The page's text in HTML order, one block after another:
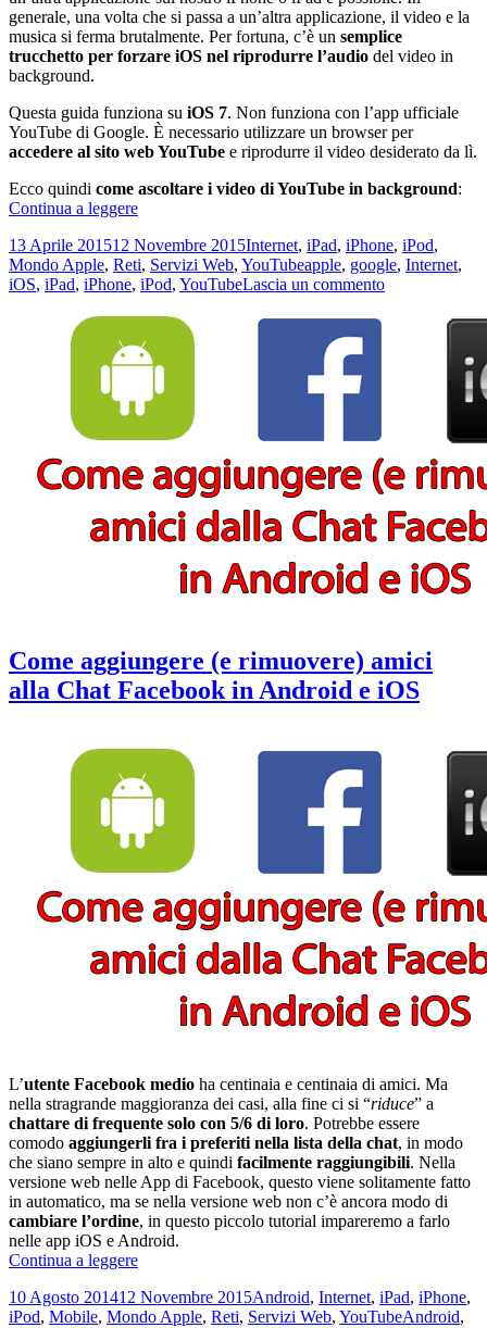
generale, una volta che si passa a un’altra applicazione, il video e la
musica si ferma brutalmente. Per fortuna, c’è un semplice
trucchetto per forzare iOS nel riprodurre l’audio del video in
background.
Questa guida funziona su iOS 7. Non funziona con l’app ufficiale
YouTube di Google. È necessario utilizzare un browser per
accedere al sito web YouTube e riprodurre il video desiderato da lì.
Ecco quindi come ascoltare i video di YouTube in background:
Continua a leggereCome
i
video
di
sottofondo
su
7
(iPhone,
iPad)
Scritto
il
13 Aprile 201512 Novembre 2015Categorie
Internet, iPad, iPhone, iPod,
Mondo Apple, Reti, Servizi Web, YouTubeTag
apple, google, Internet,
iOS, iPad, iPhone, iPod, YouTubeLascia un commentosu
sottofondo
iOS
7
(iPhone,
iPad)
Come aggiungere (e rimuovere) amici
alla Chat Facebook in Android e iOS
L’utente Facebook medio ha centinaia e centinaia di amici. Ma
nella stragrande maggioranza dei casi, alla fine ci si “riduce” a
chattare di frequente solo con 5/6 di loro. Potrebbe essere
comodo aggiungerli fra i preferiti nella lista della chat, in modo
che siano sempre in alto e quindi facilmente raggiungibili. Nella
versione web nelle App di Facebook, questo viene solitamente fatto
in automatico, ma se nella versione web non c’è ancora modo di
cambiare l’ordine, in questo piccolo tutorial impareremo a farlo
nelle app iOS e Android.
Continua a leggereCome
(e
rimuovere)
Scritto
il
10 Agosto 201412 Novembre 2015Categorie
Android, Internet, iPad, iPhone,
iPod, Mobile, Mondo Apple, Reti, Servizi Web, YouTubeTag
Android,